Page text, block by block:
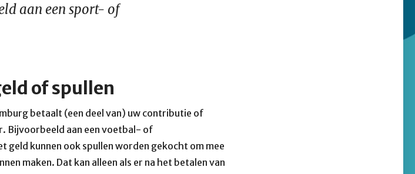
aan een sport- of
of spullen
betaalt (een deel van) uw contributie of
Bijvoorbeeld aan een voetbal- of
kunnen ook spullen worden gekocht om mee
maken. Dat kan alleen als er na het betalen van